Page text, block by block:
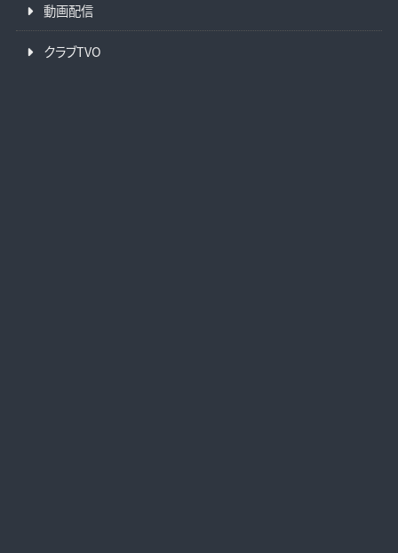
動画配信
クラブTVO